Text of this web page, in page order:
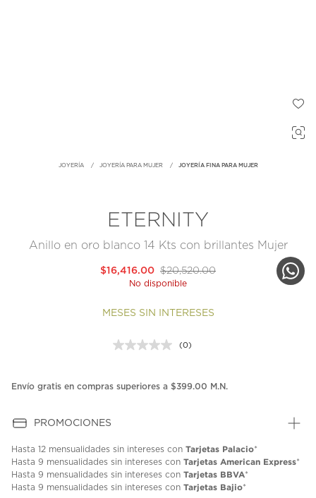
JOYERÍA JOYERÍA PARA MUJER JOYERÍA FINA PARA MUJER
ETERNITY
Anillo en oro blanco 14 Kts con brillantes Mujer
$20,520.00
$16,416.00
No disponible
MESES SIN INTERESES
Sin
en
(0)
Envío gratis en compras superiores a $399.00 M.N.
PROMOCIONES
Hasta 12 mensualidades sin intereses con Tarjetas Palacio*
Hasta 9 mensualidades sin intereses con Tarjetas American Express*
Hasta 9 mensualidades sin intereses con Tarjetas BBVA*
Hasta 9 mensualidades sin intereses con Tarjetas Bajio*